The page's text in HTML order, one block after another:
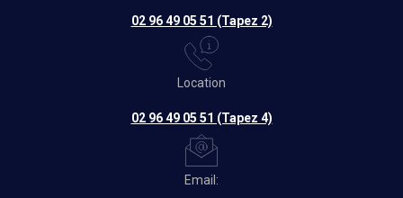
02 96 49 05 51 (Tapez 2)
Location
02 96 49 05 51 (Tapez 4)
Email: